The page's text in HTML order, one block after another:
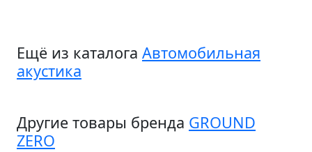
Ещё из каталога Автомобильная
акустика
Другие товары бренда GROUND
ZERO